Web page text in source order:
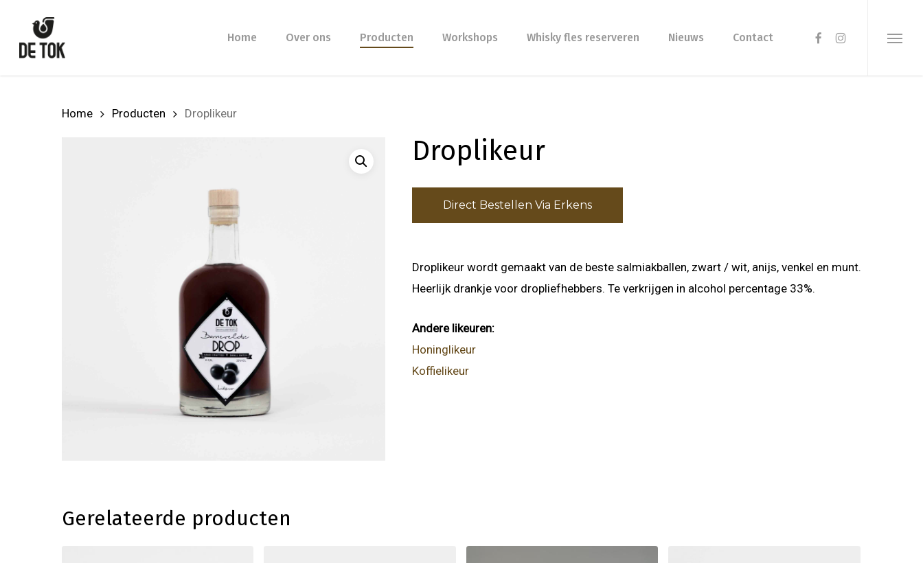
main
Home Over ons Producten Workshops Whisky fles reserveren Nieuws Contact facebookinstagram
Menu
Home Producten Droplikeur
Droplikeur
Direct Bestellen Via Erkens
Droplikeur wordt gemaakt van de beste salmiakballen, zwart / wit, anijs, venkel en munt.
Heerlijk drankje voor dropliefhebbers. Te verkrijgen in alcohol percentage 33%.
Andere likeuren:
Honinglikeur
Koffielikeur
Gerelateerde producten